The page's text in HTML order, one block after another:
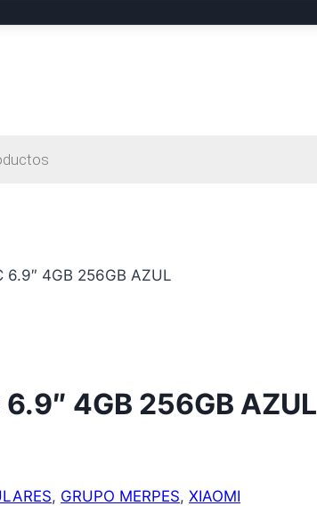
6.9″ 4GB 256GB AZUL
4GB 256GB AZUL
, GRUPO MERPES, XIAOMI